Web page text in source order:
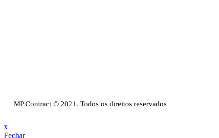
MP Contract © 2021. Todos os direitos reservados
x
Fechar